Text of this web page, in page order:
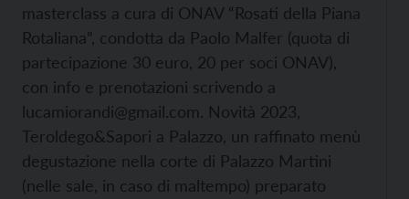
masterclass a cura di ONAV “Rosati della Piana
Rotaliana”, condotta da Paolo Malfer (quota di
partecipazione 30 euro, 20 per soci ONAV),
con info e prenotazioni scrivendo a
lucamiorandi@gmail.com. Novità 2023,
Teroldego&Sapori a Palazzo, un raffinato menù
degustazione nella corte di Palazzo Martini
(nelle sale, in caso di maltempo) preparato